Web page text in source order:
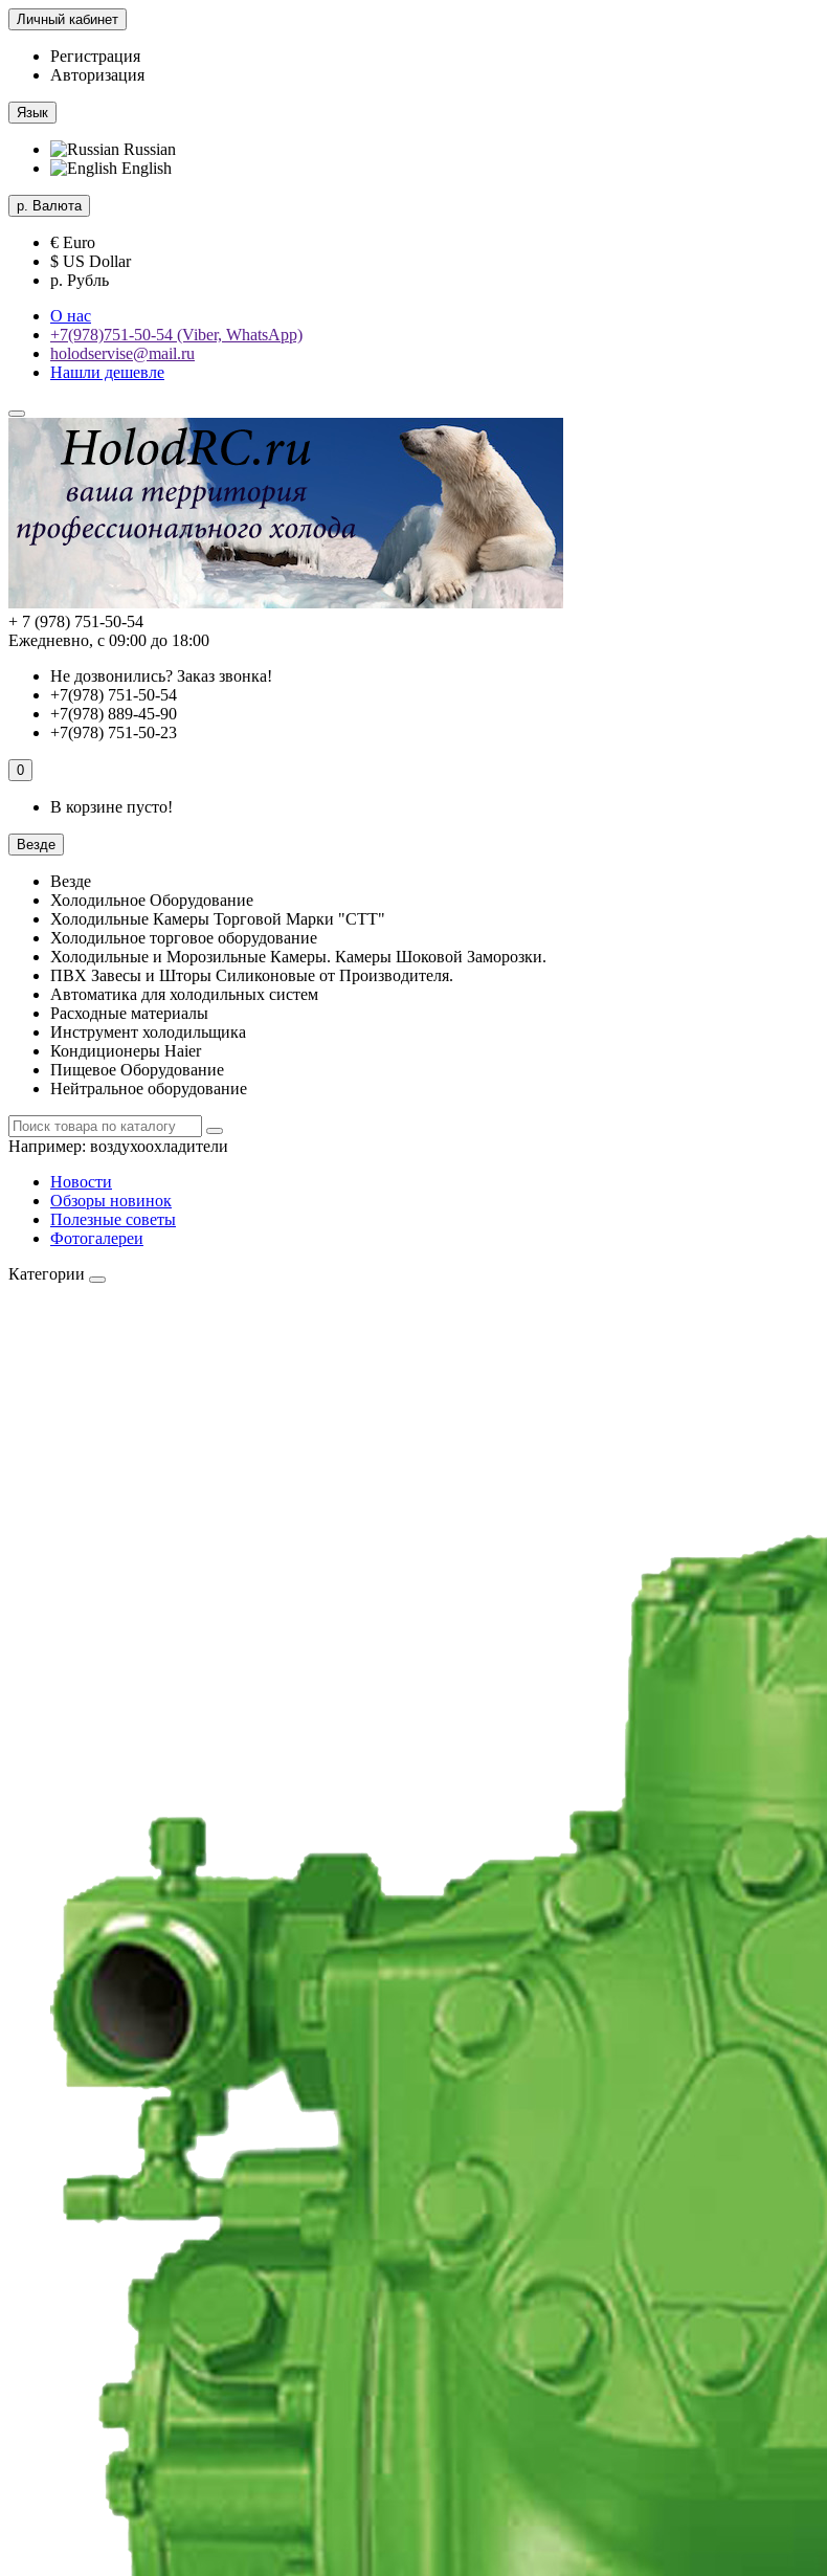
Личный кабинет
Регистрация
Авторизация
Язык
Russian
English
р. Валюта
€ Euro
$ US Dollar
р. Рубль
О нас
+7(978)751-50-54 (Viber, WhatsApp)
holodservise@mail.ru
Нашли дешевле
+ 7 (978) 751-50-54
Ежедневно, с 09:00 до 18:00
Не дозвонились? Заказ звонка!
+7(978) 751-50-54
+7(978) 889-45-90
+7(978) 751-50-23
0
В корзине пусто!
Везде
Везде
Холодильное Оборудование
Холодильные Камеры Торговой Марки "СТТ"
Холодильное торговое оборудование
Холодильные и Морозильные Камеры. Камеры Шоковой Заморозки.
ПВХ Завесы и Шторы Силиконовые от Производителя.
Автоматика для холодильных систем
Расходные материалы
Инструмент холодильщика
Кондиционеры Haier
Пищевое Оборудование
Нейтральное оборудование
Например: воздухоохладители
Новости
Обзоры новинок
Полезные советы
Фотогалереи
Категории